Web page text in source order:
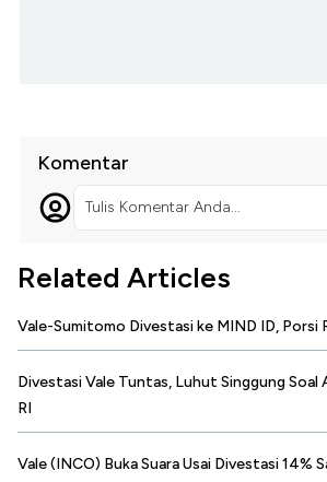
Komentar
Tulis Komentar Anda...
Related Articles
Vale-Sumitomo Divestasi ke MIND ID, Porsi
Divestasi Vale Tuntas, Luhut Singgung Soal
RI
Vale (INCO) Buka Suara Usai Divestasi 14%